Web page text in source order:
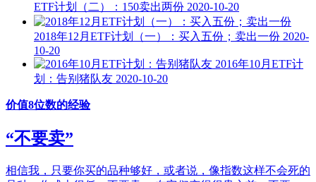
ETF计划（二）：150卖出两份 2020-10-20
2018年12月ETF计划（一）：买入五份；卖出一份 2020-
10-20
2016年10月ETF计
划：告别猪队友 2020-10-20
价值8位数的经验
“不要卖”
相信我，只要你买的品种够好，或者说，像指数这样不会死的